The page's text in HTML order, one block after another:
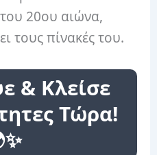
20ου αιώνα,
τους πίνακές του.
& Κλείσε
Τώρα!